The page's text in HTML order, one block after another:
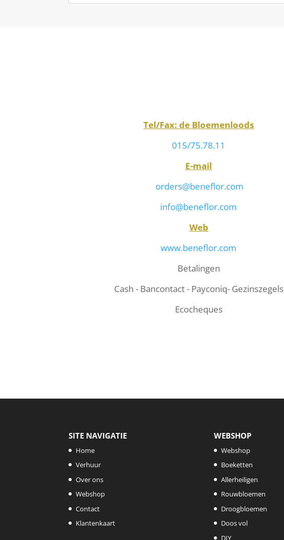
Tel/Fax: de Bloemenloods
015/75.78.11
E-mail
orders@beneflor.com
info@beneflor.com
Web
www.beneflor.com
Betalingen
Cash - Bancontact - Payconiq- Gezinszegels
Ecocheques
SITE NAVIGATIE
Home
Verhuur
Over ons
Webshop
Contact
Klantenkaart
WEBSHOP
Webshop
Boeketten
Allerheiligen
Rouwbloemen
Droogbloemen
Doos vol
DIY